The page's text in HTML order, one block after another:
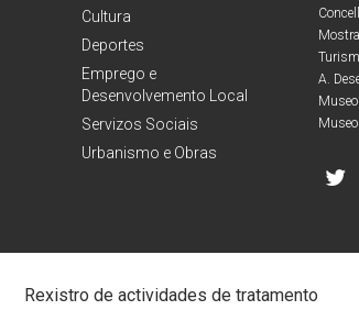
Cultura
Deportes
Emprego e
Desenvolvemento Local
Servizos Sociais
Urbanismo e Obras
A.
Rexistro de actividades de tratamento